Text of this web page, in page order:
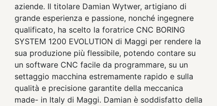
aziende. Il titolare Damian Wytwer, artigiano di
grande esperienza e passione, nonché ingegnere
qualificato, ha scelto la foratrice CNC BORING
SYSTEM 1200 EVOLUTION di Maggi per rendere la
sua produzione più flessibile, potendo contare su
un software CNC facile da programmare, su un
settaggio macchina estremamente rapido e sulla
qualità e precisione garantite della meccanica
made- in Italy di Maggi. Damian è soddisfatto della